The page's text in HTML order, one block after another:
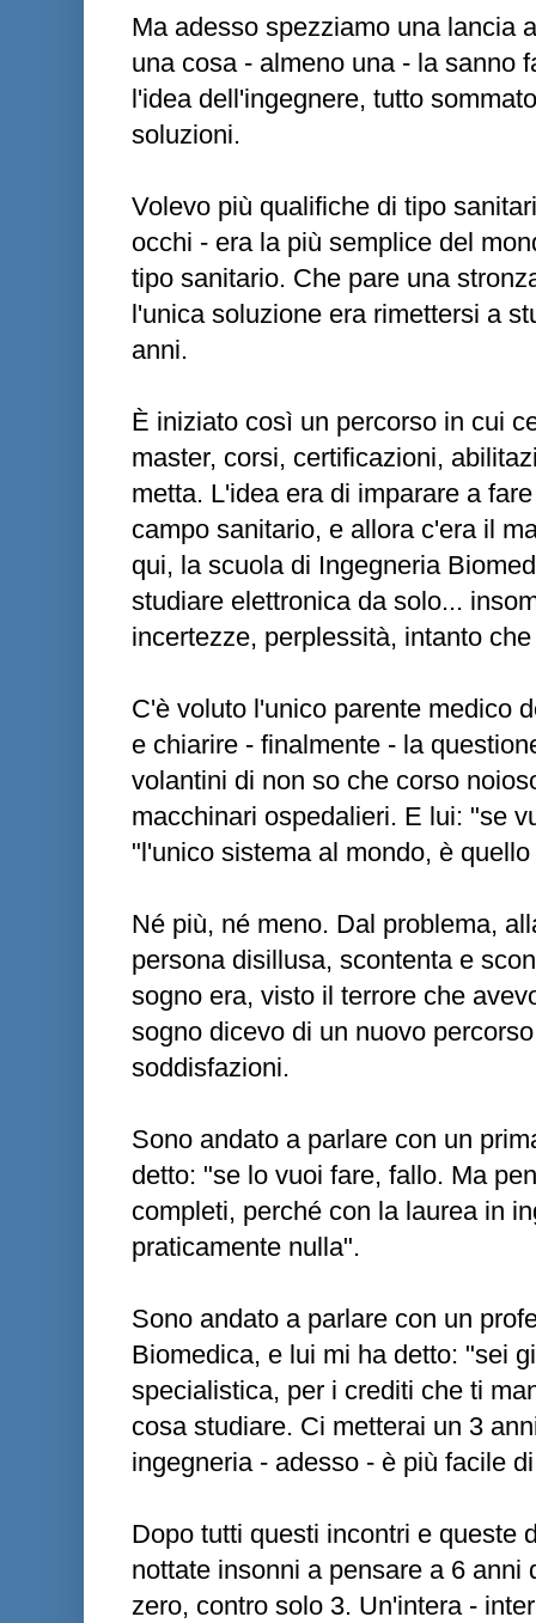
Ma adesso spezziamo una lancia
una cosa - almeno una - la sanno
l'idea dell'ingegnere, tutto
soluzioni.
Volevo più qualifiche di tipo
occhi - era la più semplice del
tipo sanitario. Che pare una
l'unica soluzione era rimettersi a
anni.
È iniziato così un percorso in cui
master, corsi, certificazioni,
metta. L'idea era di imparare a
campo sanitario, e allora c'era il
qui, la scuola di Ingegneria
studiare elettronica da solo...
incertezze, perplessità, intanto
C'è voluto l'unico parente medico
e chiarire - finalmente - la
volantini di non so che corso
macchinari ospedalieri. E lui: "se
"l'unico sistema al mondo, è
Né più, né meno. Dal problema,
persona disillusa, scontenta e
sogno era, visto il terrore che
sogno dicevo di un nuovo
soddisfazioni.
Sono andato a parlare con un
detto: "se lo vuoi fare, fallo. Ma
completi, perché con la laurea in
praticamente nulla".
Sono andato a parlare con un
Biomedica, e lui mi ha detto: "sei
specialistica, per i crediti che ti
cosa studiare. Ci metterai un 3
ingegneria - adesso - è più facile
Dopo tutti questi incontri e queste
nottate insonni a pensare a 6 anni
zero, contro solo 3. Un'intera -